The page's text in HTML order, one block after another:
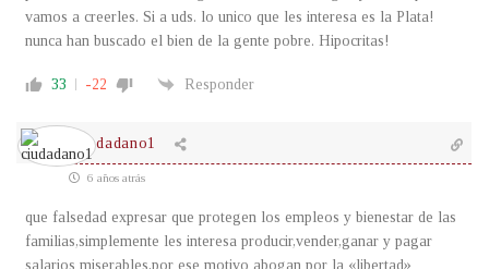
vamos a creerles. Si a uds. lo unico que les interesa es la Plata!
nunca han buscado el bien de la gente pobre. Hipocritas!
33 -22 Responder
ciudadano1
6 años atrás
que falsedad expresar que protegen los empleos y bienestar de las
familias,simplemente les interesa producir,vender,ganar y pagar
salarios miserables,por ese motivo abogan por la «libertad»